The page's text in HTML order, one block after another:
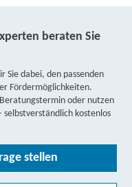
beraten Sie
Sie dabei, den passenden
Fördermöglichkeiten.
oder nutzen
selbstverständlich kostenlos
stellen